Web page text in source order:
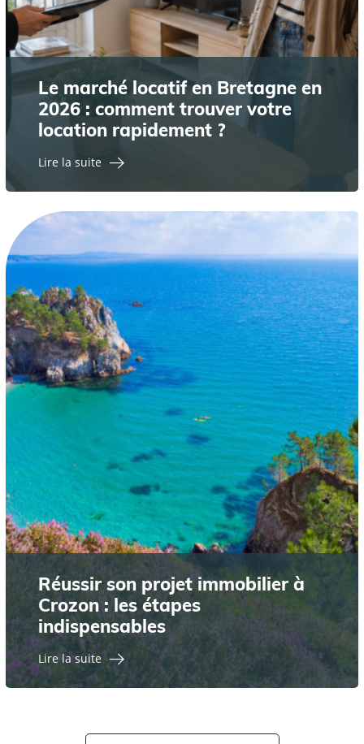
Le marché locatif en Bretagne en
2026 : comment trouver votre
location rapidement ?
Lire la suite
Réussir son projet immobilier à
Crozon : les étapes
indispensables
Lire la suite